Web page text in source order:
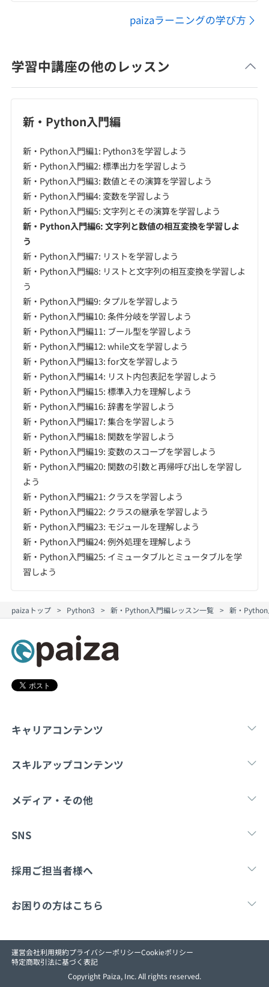
paizaラーニングの学び方
学習中講座の他のレッスン
新・Python入門編
新・Python入門編1: Python3を学習しよう
新・Python入門編2: 標準出力を学習しよう
新・Python入門編3: 数値とその演算を学習しよう
新・Python入門編4: 変数を学習しよう
新・Python入門編5: 文字列とその演算を学習しよう
新・Python入門編6: 文字列と数値の相互変換を学習しよ
う
新・Python入門編7: リストを学習しよう
新・Python入門編8: リストと文字列の相互変換を学習しよ
う
新・Python入門編9: タプルを学習しよう
新・Python入門編10: 条件分岐を学習しよう
新・Python入門編11: ブール型を学習しよう
新・Python入門編12: while文を学習しよう
新・Python入門編13: for文を学習しよう
新・Python入門編14: リスト内包表記を学習しよう
新・Python入門編15: 標準入力を理解しよう
新・Python入門編16: 辞書を学習しよう
新・Python入門編17: 集合を学習しよう
新・Python入門編18: 関数を学習しよう
新・Python入門編19: 変数のスコープを学習しよう
新・Python入門編20: 関数の引数と再帰呼び出しを学習し
よう
新・Python入門編21: クラスを学習しよう
新・Python入門編22: クラスの継承を学習しよう
新・Python入門編23: モジュールを理解しよう
新・Python入門編24: 例外処理を理解しよう
新・Python入門編25: イミュータブルとミュータブルを学
習しよう
paizaトップ Python3 新・Python入門編レッスン一覧 新・
キャリアコンテンツ
転職・キャリア 新卒就
スキルアップコンテンツ
学習 マンガ・ゲーム
メディア・その他
Tech Team Journal note
SNS
X
採用ご担当者様へ
採用・教育をお考えの企業様へ 中途求人掲載はこ
お困りの方はこちら
paizaとは？ お問い合わ
運営会社利用規約プライバシーポリシーCookieポリシー
特定商取引法に基づく表記
Copyright Paiza, Inc. All rights reserved.